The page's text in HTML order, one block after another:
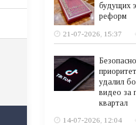
будущих
реформ
21-07-2026, 15:37
удалил
видео за
квартал
14-07-2026, 12:04